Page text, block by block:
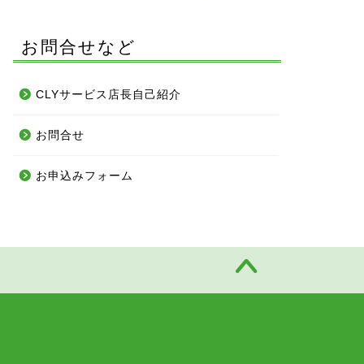
お問合せなど
CLYサービス店長自己紹介
お問合せ
お申込みフォーム